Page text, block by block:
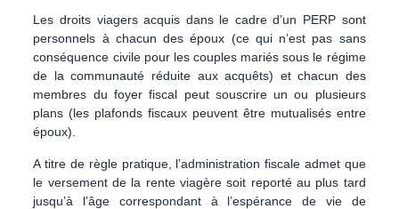
Les droits viagers acquis dans le cadre d’un PERP sont
personnels à chacun des époux (ce qui n’est pas sans
conséquence civile pour les couples mariés sous le régime
de la communauté réduite aux acquêts) et chacun des
membres du foyer fiscal peut souscrire un ou plusieurs
plans (les plafonds fiscaux peuvent être mutualisés entre
époux).
A titre de règle pratique, l’administration fiscale admet que
le versement de la rente viagère soit reporté au plus tard
jusqu’à l’âge correspondant à l’espérance de vie de